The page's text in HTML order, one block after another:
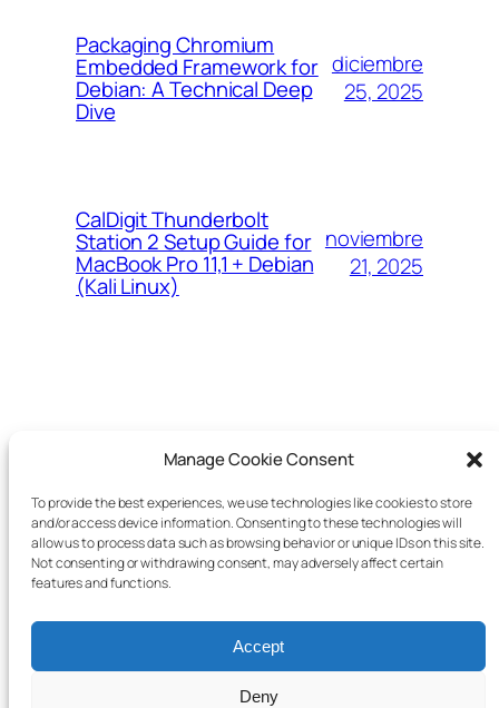
Manage Cookie Consent
To provide the best experiences, we use technologies like cookies to store
and/or access device information. Consenting to these technologies will
allow us to process data such as browsing behavior or unique IDs on this site.
Not consenting or withdrawing consent, may adversely affect certain
features and functions.
Accept
Deny
Packaging Chromium
Embedded Framework for
Debian: A Technical Deep
Dive
diciembre
25, 2025
CalDigit Thunderbolt
Station 2 Setup Guide for
MacBook Pro 11,1 + Debian
(Kali Linux)
noviembre
21, 2025
Un blog de Juan Manuel Mendez Rey